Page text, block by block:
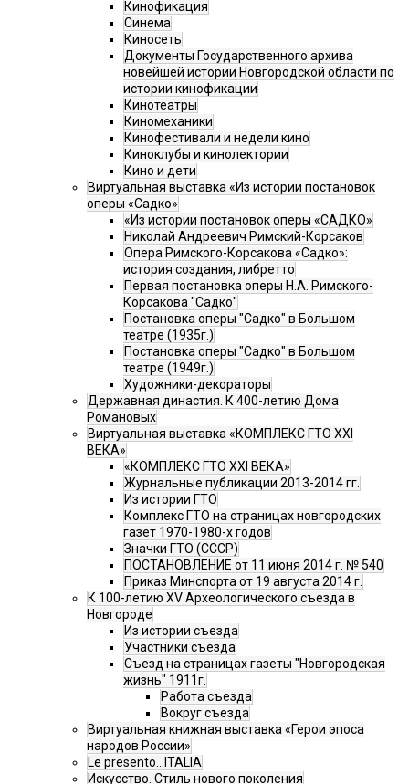
Кинофикация
Синема
Киносеть
Документы Государственного архива
новейшей истории Новгородской области по
истории кинофикации
Кинотеатры
Киномеханики
Кинофестивали и недели кино
Киноклубы и кинолектории
Кино и дети
Виртуальная выставка «Из истории постановок
оперы «Садко»
«Из истории постановок оперы «САДКО»
Николай Андреевич Римский-Корсаков
Опера Римского-Корсакова «Садко»:
история создания, либретто
Первая постановка оперы Н.А. Римского-
Корсакова "Садко"
Постановка оперы "Садко" в Большом
театре (1935г.)
Постановка оперы "Садко" в Большом
театре (1949г.)
Художники-декораторы
Державная династия. К 400-летию Дома
Романовых
Виртуальная выставка «КОМПЛЕКС ГТО XXI
ВЕКА»
«КОМПЛЕКС ГТО XXI ВЕКА»
Журнальные публикации 2013-2014 гг.
Из истории ГТО
Комплекс ГТО на страницах новгородских
газет 1970-1980-х годов
Значки ГТО (СССР)
ПОСТАНОВЛЕНИЕ от 11 июня 2014 г. № 540
Приказ Минспорта от 19 августа 2014 г.
К 100-летию XV Археологического съезда в
Новгороде
Из истории съезда
Участники съезда
Cъезд на страницах газеты "Новгородская
жизнь" 1911г.
Работа съезда
Вокруг съезда
Виртуальная книжная выставка «Герои эпоса
народов России»
Le presento...ITALIA
Искусство. Стиль нового поколения